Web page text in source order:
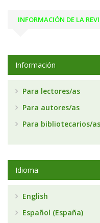
INFORMACIÓN DE LA
Información
Para lectores/as
Para autores/as
Para bibliotecarios/as
Idioma
English
Español (España)